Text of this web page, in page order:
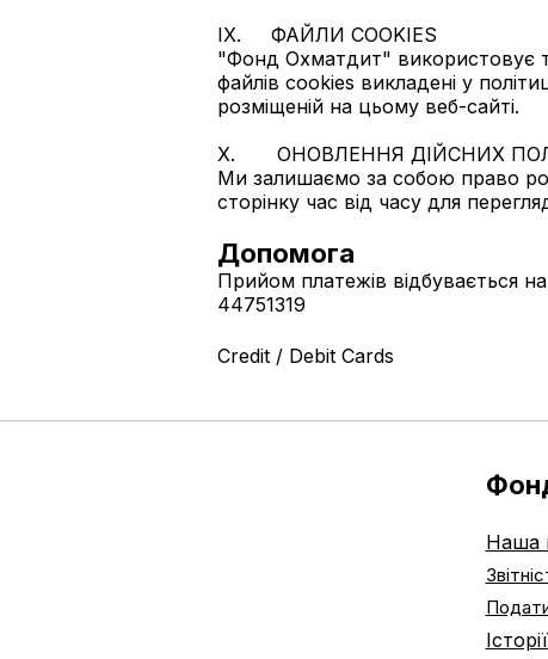
IX. ФАЙЛИ COOKIES
"Фонд Охматдит" використовує
файлів cookies викладені у
розміщеній на цьому веб-сайті.
X. ОНОВЛЕННЯ ДІЙСНИХ
Ми залишаємо за собою право
сторінку час від часу для
Допомога
Прийом платежів
44751319
Credit / Debit Cards
Наша